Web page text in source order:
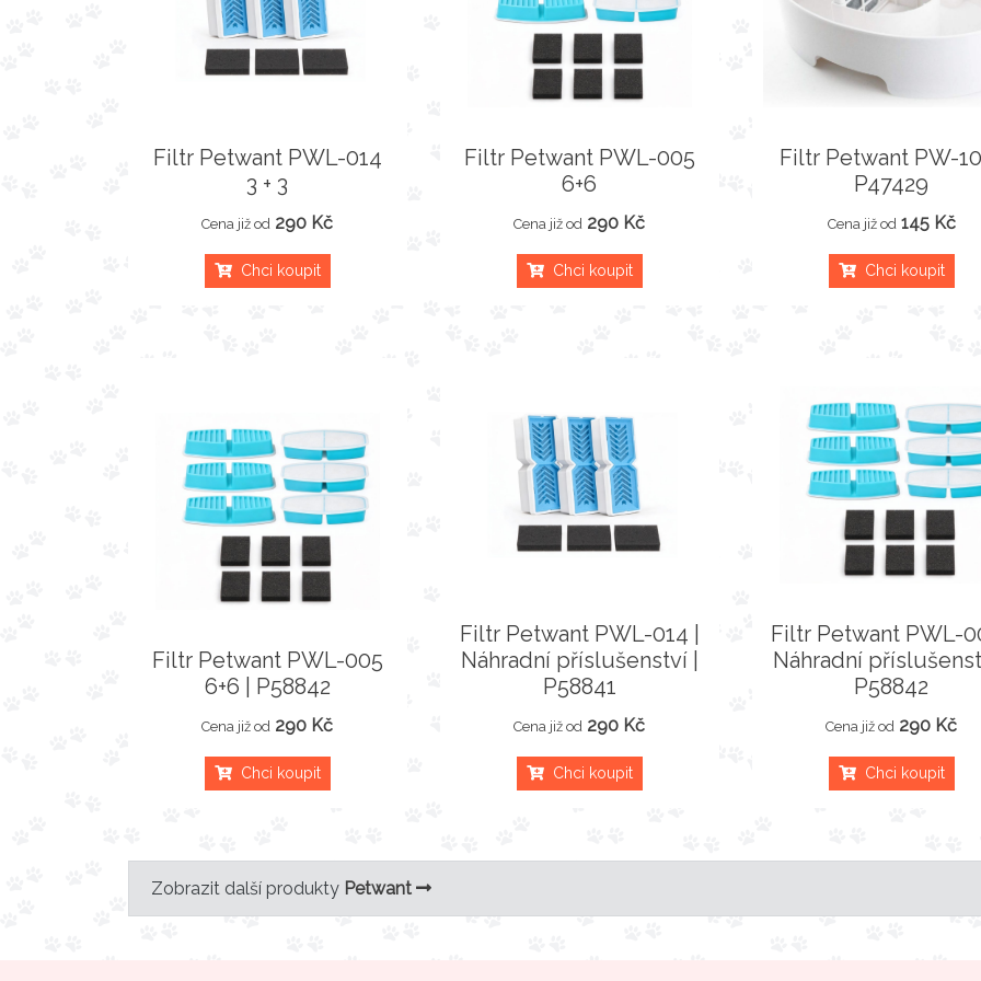
Filtr Petwant PWL-014
3 + 3
Cena již od 290 Kč
Chci koupit
Filtr Petwant PWL-005
6+6
Cena již od 290 Kč
Chci koupit
Filtr Petwant PW-
P47429
Cena již od 145 Kč
Chci koupit
Filtr Petwant PWL-005
6+6 | P58842
Cena již od 290 Kč
Chci koupit
Filtr Petwant PWL-014 |
Náhradní příslušenství |
P58841
Cena již od 290 Kč
Chci koupit
Filtr Petwant PWL-
Náhradní
P58842
Cena již od 290 Kč
Chci koupit
Zobrazit další produkty Petwant